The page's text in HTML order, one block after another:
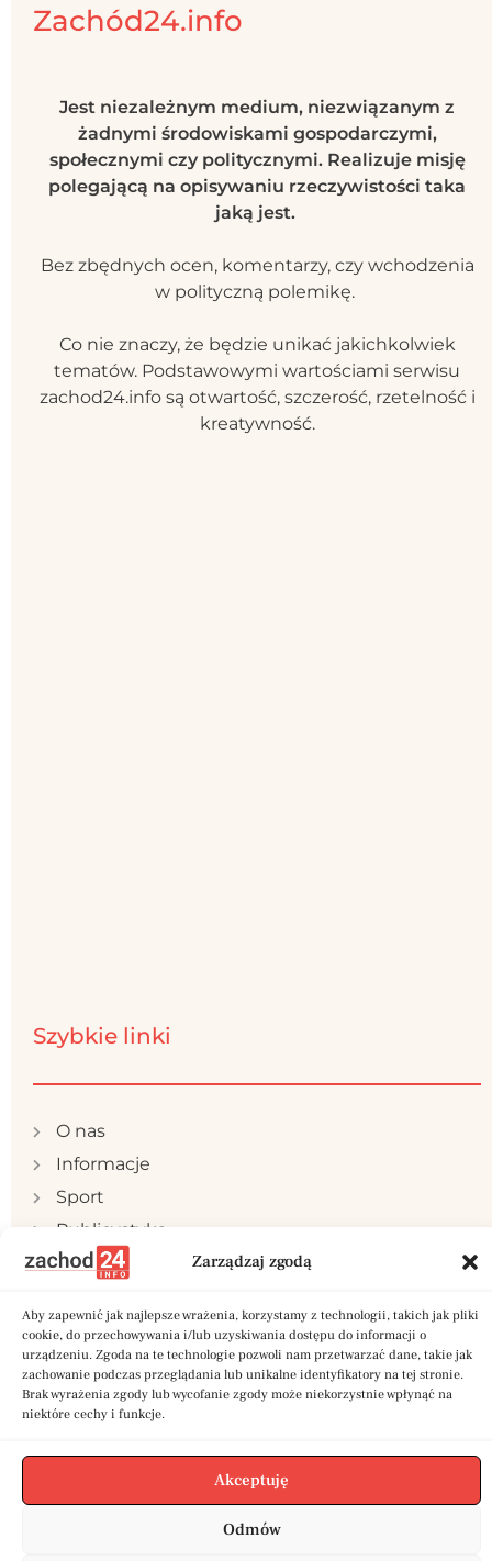
Zarządzaj zgodą
Aby zapewnić jak najlepsze wrażenia, korzystamy z technologii, takich jak pliki
cookie, do przechowywania i/lub uzyskiwania dostępu do informacji o
urządzeniu. Zgoda na te technologie pozwoli nam przetwarzać dane, takie jak
zachowanie podczas przeglądania lub unikalne identyfikatory na tej stronie.
Brak wyrażenia zgody lub wycofanie zgody może niekorzystnie wpłynąć na
niektóre cechy i funkcje.
Akceptuję
Odmów
Zachód24.info
Jest niezależnym medium, niezwiązanym z
żadnymi środowiskami gospodarczymi,
społecznymi czy politycznymi. Realizuje misję
polegającą na opisywaniu rzeczywistości taka
jaką jest.
Bez zbędnych ocen, komentarzy, czy wchodzenia
w polityczną polemikę.
Co nie znaczy, że będzie unikać jakichkolwiek
tematów. Podstawowymi wartościami serwisu
zachod24.info są otwartość, szczerość, rzetelność i
kreatywność.
Szybkie linki
O nas
Informacje
Sport
Publicystyka
Samorząd
Reklama
Kontakt
Copyright © 2024 zachod24.info | Stworzone w